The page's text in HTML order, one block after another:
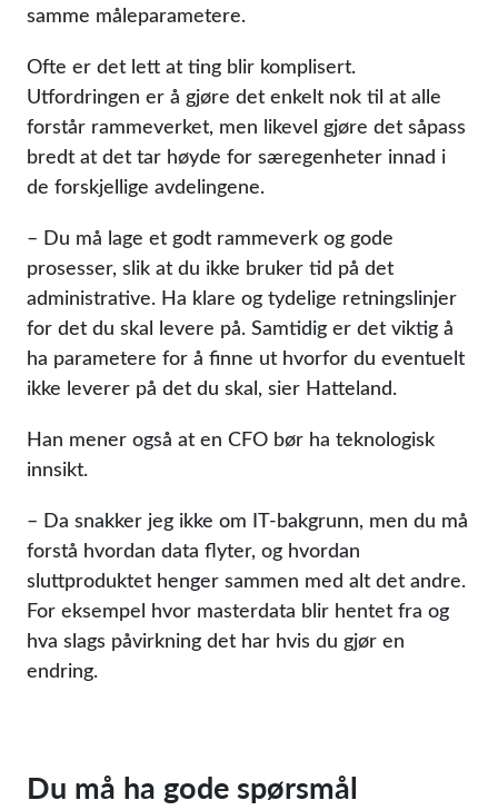
samme måleparametere.
Ofte er det lett at ting blir komplisert.
Utfordringen er å gjøre det enkelt nok til at alle
forstår rammeverket, men likevel gjøre det såpass
bredt at det tar høyde for særegenheter innad i
de forskjellige avdelingene.
– Du må lage et godt rammeverk og gode
prosesser, slik at du ikke bruker tid på det
administrative. Ha klare og tydelige retningslinjer
for det du skal levere på. Samtidig er det viktig å
ha parametere for å finne ut hvorfor du eventuelt
ikke leverer på det du skal, sier Hatteland.
Han mener også at en CFO bør ha teknologisk
innsikt.
– Da snakker jeg ikke om IT-bakgrunn, men du må
forstå hvordan data flyter, og hvordan
sluttproduktet henger sammen med alt det andre.
For eksempel hvor masterdata blir hentet fra og
hva slags påvirkning det har hvis du gjør en
endring.
Du må ha gode spørsmål